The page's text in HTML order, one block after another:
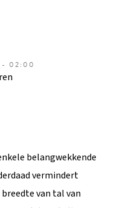
- 02:00
belangwekkende
vermindert
van tal van